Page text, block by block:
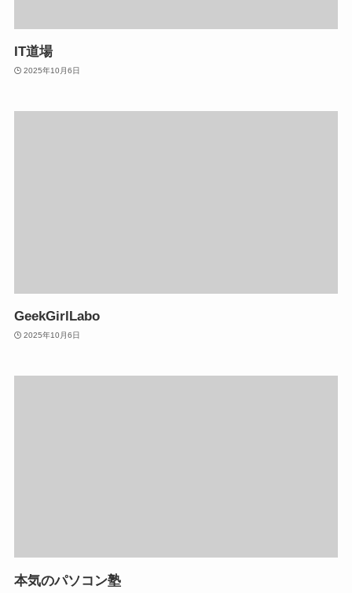
IT道場
2025年10月6日
GeekGirlLabo
2025年10月6日
本気のパソコン塾